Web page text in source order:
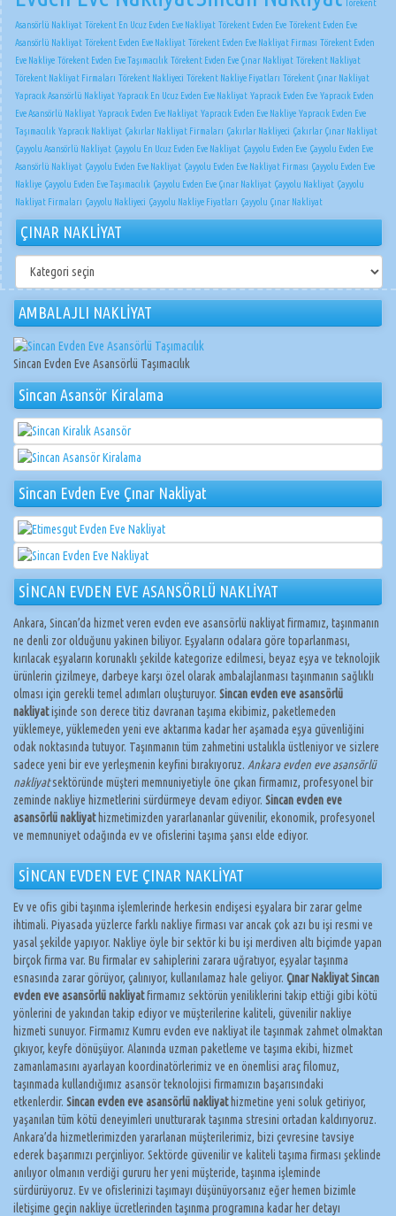
Törekent
Asansörlü Nakliyat Törekent En Ucuz Evden Eve Nakliyat Törekent Evden Eve Törekent Evden Eve
Asansörlü Nakliyat Törekent Evden Eve Nakliyat Törekent Evden Eve Nakliyat Firması Törekent Evden
Eve Nakliye Törekent Evden Eve Taşımacılık Törekent Evden Eve Çınar Nakliyat Törekent Nakliyat
Törekent Nakliyat Firmaları Törekent Nakliyeci Törekent Nakliye Fiyatları Törekent Çınar Nakliyat
Yapracık Asansörlü Nakliyat Yapracık En Ucuz Evden Eve Nakliyat Yapracık Evden Eve Yapracık Evden
Eve Asansörlü Nakliyat Yapracık Evden Eve Nakliyat Yapracık Evden Eve Nakliye Yapracık Evden Eve
Taşımacılık Yapracık Nakliyat Çakırlar Nakliyat Firmaları Çakırlar Nakliyeci Çakırlar Çınar Nakliyat
Çayyolu Asansörlü Nakliyat Çayyolu En Ucuz Evden Eve Nakliyat Çayyolu Evden Eve Çayyolu Evden Eve
Asansörlü Nakliyat Çayyolu Evden Eve Nakliyat Çayyolu Evden Eve Nakliyat Firması Çayyolu Evden Eve
Nakliye Çayyolu Evden Eve Taşımacılık Çayyolu Evden Eve Çınar Nakliyat Çayyolu Nakliyat Çayyolu
Nakliyat Firmaları Çayyolu Nakliyeci Çayyolu Nakliye Fiyatları Çayyolu Çınar Nakliyat
ÇINAR NAKLİYAT
NAKLİYAT
AMBALAJLI NAKLİYAT
Sincan Evden Eve Asansörlü Taşımacılık
Sincan Asansör Kiralama
Sincan Evden Eve Çınar Nakliyat
SİNCAN EVDEN EVE ASANSÖRLÜ NAKLİYAT
Ankara, Sincan’da hizmet veren evden eve asansörlü nakliyat firmamız, taşınmanın
ne denli zor olduğunu yakinen biliyor. Eşyaların odalara göre toparlanması,
kırılacak eşyaların korunaklı şekilde kategorize edilmesi, beyaz eşya ve teknolojik
ürünlerin çizilmeye, darbeye karşı özel olarak ambalajlanması taşınmanın sağlıklı
olması için gerekli temel adımları oluşturuyor. Sincan evden eve asansörlü
nakliyatişinde son derece titiz davranan taşıma ekibimiz, paketlemeden
yüklemeye, yüklemeden yeni eve aktarıma kadar her aşamada eşya güvenliğini
odak noktasında tutuyor. Taşınmanın tüm zahmetini ustalıkla üstleniyor ve sizlere
sadece yeni bir eve yerleşmenin keyfini bırakıyoruz. Ankara evden eve asansörlü
nakliyatsektöründe müşteri memnuniyetiyle öne çıkan firmamız, profesyonel bir
zeminde nakliye hizmetlerini sürdürmeye devam ediyor. Sincan evden eve
asansörlü nakliyathizmetimizden yararlananlar güvenilir, ekonomik, profesyonel
ve memnuniyet odağında ev ve ofislerini taşıma şansı elde ediyor.
SİNCAN EVDEN EVE ÇINAR NAKLİYAT
Ev ve ofis gibi taşınma işlemlerinde herkesin endişesi eşyalara bir zarar gelme
ihtimali. Piyasada yüzlerce farklı nakliye firması var ancak çok azı bu işi resmi ve
yasal şekilde yapıyor. Nakliye öyle bir sektör ki bu işi merdiven altı biçimde yapan
birçok firma var. Bu firmalar ev sahiplerini zarara uğratıyor, eşyalar taşınma
esnasında zarar görüyor, çalınıyor, kullanılamaz hale geliyor. Çınar Nakliyat Sincan
evden eve asansörlü nakliyatfirmamız sektörün yeniliklerini takip ettiği gibi kötü
yönlerini de yakından takip ediyor ve müşterilerine kaliteli, güvenilir nakliye
hizmeti sunuyor. Firmamız Kumru evden eve nakliyat ile taşınmak zahmet olmaktan
çıkıyor, keyfe dönüşüyor. Alanında uzman paketleme ve taşıma ekibi, hizmet
zamanlamasını ayarlayan koordinatörlerimiz ve en önemlisi araç filomuz,
taşınmada kullandığımız asansör teknolojisi firmamızın başarısındaki
etkenlerdir. Sincan evden eve asansörlü nakliyathizmetine yeni soluk getiriyor,
yaşanılan tüm kötü deneyimleri unutturarak taşınma stresini ortadan kaldırıyoruz.
Ankara’da hizmetlerimizden yararlanan müşterilerimiz, bizi çevresine tavsiye
ederek başarımızı perçinliyor. Sektörde güvenilir ve kaliteli taşıma firması şeklinde
anılıyor olmanın verdiği gururu her yeni müşteride, taşınma işleminde
sürdürüyoruz. Ev ve ofislerinizi taşımayı düşünüyorsanız eğer hemen bizimle
iletişime geçin nakliye ücretlerinden taşınma programına kadar her detayı